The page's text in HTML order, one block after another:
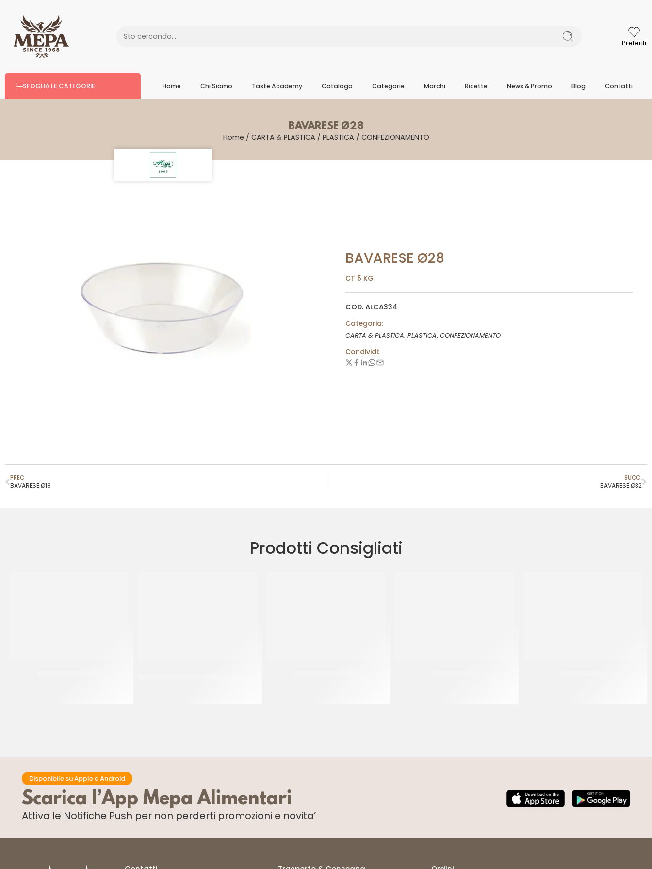
Preferiti
SFOGLIA LE CATEGORIE Home Chi Siamo Taste Academy Catalogo Categorie Marchi Ricette News & Promo Blog Contatti
BAVARESE Ø28
Home / CARTA & PLASTICA / PLASTICA / CONFEZIONAMENTO
BAVARESE Ø28
CT 5 KG
COD: ALCA334
Categoria:
CARTA & PLASTICA, PLASTICA, CONFEZIONAMENTO
Condividi:
PREC
BAVARESE Ø18
SUCC.
BAVARESE Ø32
Prodotti Consigliati
Disponibile su Apple e Android
Scarica l’App Mepa Alimentari
Attiva le Notifiche Push per non perderti promozioni e novita’